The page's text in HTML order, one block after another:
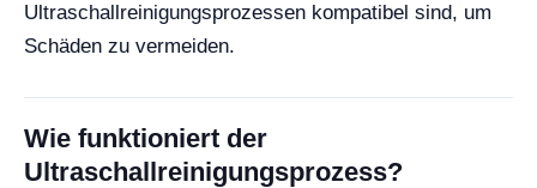
Ultraschallreinigungsprozessen kompatibel sind, um
Schäden zu vermeiden.
Wie funktioniert der
Ultraschallreinigungsprozess?